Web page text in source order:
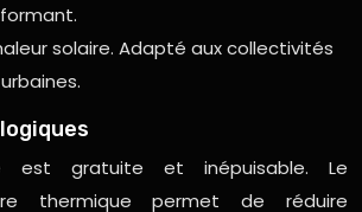
solaire. Adapté aux collectivités
est gratuite et inépuisable. Le
thermique permet de réduire